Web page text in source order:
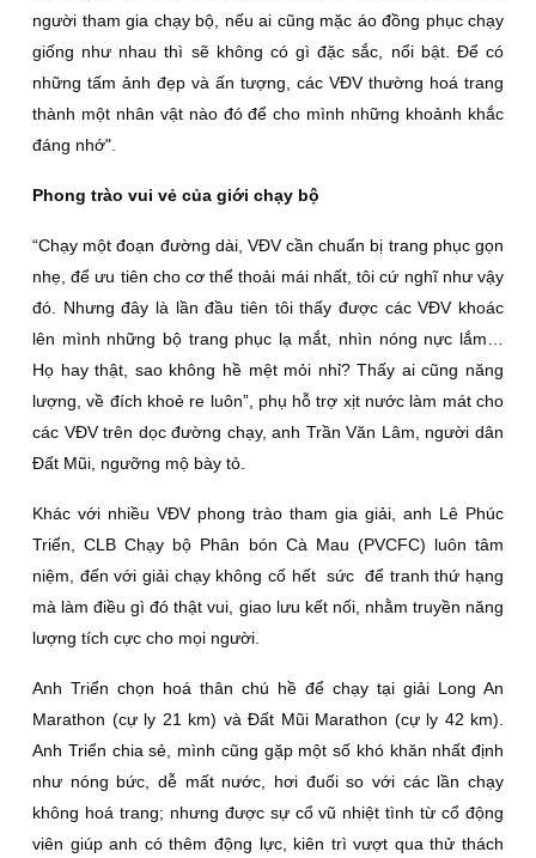
người tham gia chạy bộ, nếu ai cũng mặc áo đồng phục chạy
giống như nhau thì sẽ không có gì đặc sắc, nổi bật. Ðể có
những tấm ảnh đẹp và ấn tượng, các VÐV thường hoá trang
thành một nhân vật nào đó để cho mình những khoảnh khắc
đáng nhớ".
Phong trào vui vẻ của giới chạy bộ
“Chạy một đoạn đường dài, VÐV cần chuẩn bị trang phục gọn
nhẹ, để ưu tiên cho cơ thể thoải mái nhất, tôi cứ nghĩ như vậy
đó. Nhưng đây là lần đầu tiên tôi thấy được các VÐV khoác
lên mình những bộ trang phục lạ mắt, nhìn nóng nực lắm…
Họ hay thật, sao không hề mệt mỏi nhỉ? Thấy ai cũng năng
lượng, về đích khoẻ re luôn”, phụ hỗ trợ xịt nước làm mát cho
các VÐV trên dọc đường chạy, anh Trần Văn Lâm, người dân
Ðất Mũi, ngưỡng mộ bày tỏ.
Khác với nhiều VÐV phong trào tham gia giải, anh Lê Phúc
Triển, CLB Chạy bộ Phân bón Cà Mau (PVCFC) luôn tâm
niệm, đến với giải chạy không cố hết sức để tranh thứ hạng
mà làm điều gì đó thật vui, giao lưu kết nối, nhằm truyền năng
lượng tích cực cho mọi người.
Anh Triển chọn hoá thân chú hề để chạy tại giải Long An
Marathon (cự ly 21 km) và Ðất Mũi Marathon (cự ly 42 km).
Anh Triển chia sẻ, mình cũng gặp một số khó khăn nhất định
như nóng bức, dễ mất nước, hơi đuối so với các lần chạy
không hoá trang; nhưng được sự cổ vũ nhiệt tình từ cổ động
viên giúp anh có thêm động lực, kiên trì vượt qua thử thách